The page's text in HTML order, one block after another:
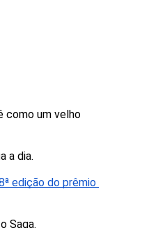
como um velho
a dia.
edição do prêmio
Saga.